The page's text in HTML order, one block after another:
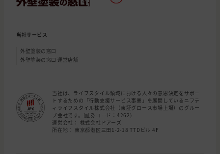
当社サービス
外壁塗装の窓口
外壁塗装の窓口 運営店舗
当社は、ライフスタイル領域における人々の意思決定をサポー
トするための「行動支援サービス事業」を展開しているニフテ
ィライフスタイル株式会社（東証グロース市場上場）のグルー
プ会社です。(証券コード：4262)
運営会社： 株式会社ドアーズ
所在地： 東京都港区三田1-2-18 TTDビル 4F